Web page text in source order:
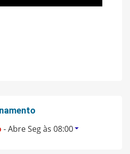
- Abre Seg às 08:00